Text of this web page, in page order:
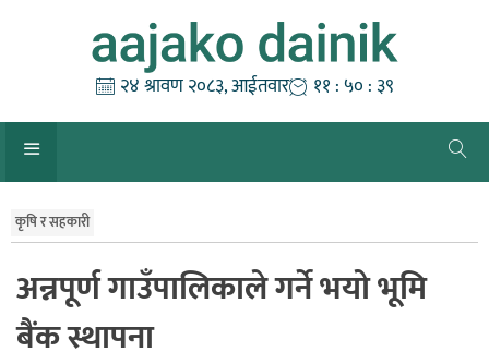
२४ श्रावण २०८३, आईतवार ११ : ५० : ३९
कृषि र सहकारी
अन्नपूर्ण गाउँपालिकाले गर्ने भयो भूमि
बैंक स्थापना